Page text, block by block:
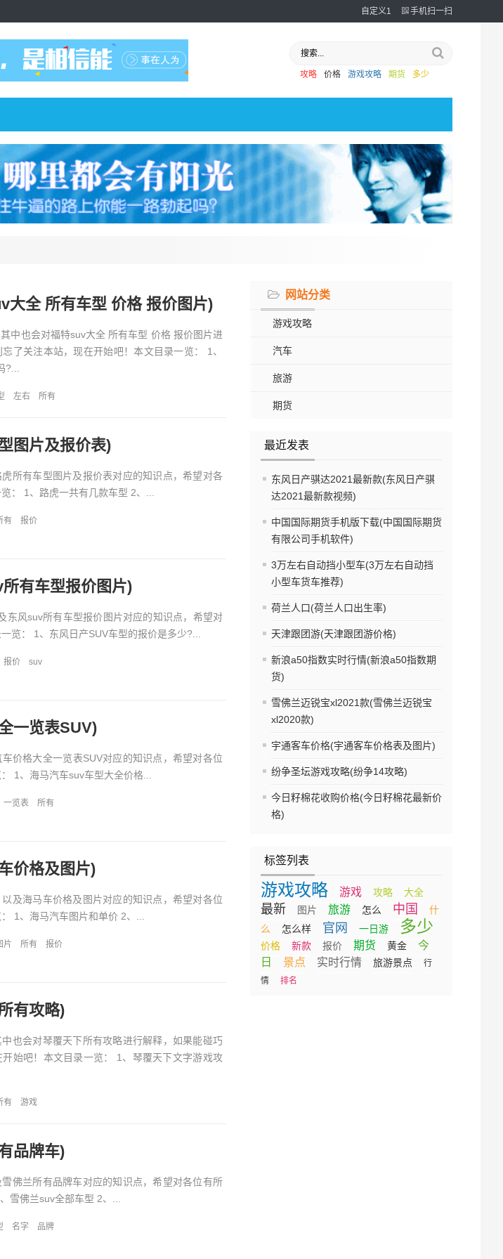
自定义1 手机扫一扫
攻略 价格 游戏攻略 期货 多少
网站分类
游戏攻略
汽车
旅游
期货
最近发表
东风日产骐达2021最新款(东风日产骐
达2021最新款视频)
中国国际期货手机版下载(中国国际期货
有限公司手机软件)
3万左右自动挡小型车(3万左右自动挡
小型车货车推荐)
荷兰人口(荷兰人口出生率)
天津跟团游(天津跟团游价格)
新浪a50指数实时行情(新浪a50指数期
货)
雪佛兰迈锐宝xl2021款(雪佛兰迈锐宝
xl2020款)
宇通客车价格(宇通客车价格表及图片)
纷争圣坛游戏攻略(纷争14攻略)
今日籽棉花收购价格(今日籽棉花最新价
格)
标签列表
游戏攻略 游戏 攻略 大全
最新 图片 旅游 怎么 中国
什
么
怎么样 官网 一日游 多少
价格 新款 报价 期货 黄金
今
日
景点 实时行情 旅游景点
行
情
排名
大全 所有车型 价格 报价图片)
中也会对福特suv大全 所有车型 价格 报价图片进
了关注本站，现在开始吧！本文目录一览： 1、
?...
左右 所有
图片及报价表)
所有车型图片及报价表对应的知识点，希望对各
： 1、路虎一共有几款车型 2、...
有 报价
有车型报价图片)
东风suv所有车型报价图片对应的知识点，希望对
览： 1、东风日产SUV车型的报价是多少?...
报价 suv
一览表SUV)
价格大全一览表SUV对应的知识点，希望对各位
1、海马汽车suv车型大全价格...
一览表 所有
价格及图片)
及海马车价格及图片对应的知识点，希望对各位
1、海马汽车图片和单价 2、...
片 所有 报价
有攻略)
也会对琴覆天下所有攻略进行解释，如果能碰巧
始吧！本文目录一览： 1、琴覆天下文字游戏攻
有 游戏
品牌车)
佛兰所有品牌车对应的知识点，希望对各位有所
雪佛兰suv全部车型 2、...
名字 品牌